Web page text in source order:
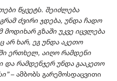
წყვეტს. შეიძლება
ძვირი ჯდება, უნდა ჩადო
მოდიხარ გზაში უკვე იცვლება
არ ხარ, ეგ უნდა აკეთო
ერთხელ, აიღო რამდენი
და რამდენჯერ უნდა გააკეთო
– ამბობს გარემოსდაცვითი